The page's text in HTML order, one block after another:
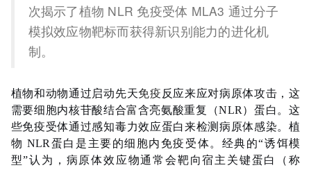
次揭示了植物 NLR 免疫受体 MLA3 通过分子
模拟效应物靶标而获得新识别能力的进化机
制。
植物和动物通过启动先天免疫 反应来应对病原体攻击，这
需要细胞内核苷酸结合富含亮氨酸重复（NLR）蛋白。这
些免疫受体通过感知毒力效应蛋白来检测病原体感染。植
物 NLR蛋白是主要的细胞内免疫受体。经典的“诱饵模
型”认为，病原体效应物通常会靶向宿主关键蛋白（称